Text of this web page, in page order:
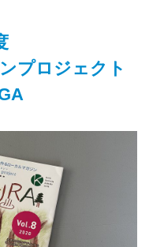
プロジェクト